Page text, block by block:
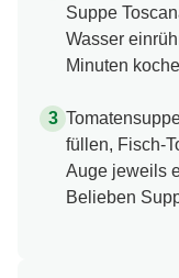
Suppe
Wasser
Minuten
füllen, Fisch-
Auge jeweils
Belieben